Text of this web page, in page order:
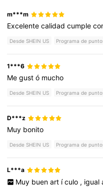
m***m
Excelentecalidadcumple
Desde SHEIN US Programa de
1***6
Megustó mucho
Desde SHEIN US Programa de
D***z
Muy bonito
Desde SHEIN US Programa de
L***a
Muy buen art ículo , igual